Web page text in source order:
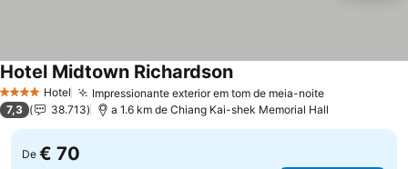
4 EstrelasHotel Impressionante exterior em tom de meia-noiteVer preços
Hotel Midtown RichardsonVer preços
7,3 38.713 a 1.6 km de Chiang Kai-shek Memorial Hall
De € 70